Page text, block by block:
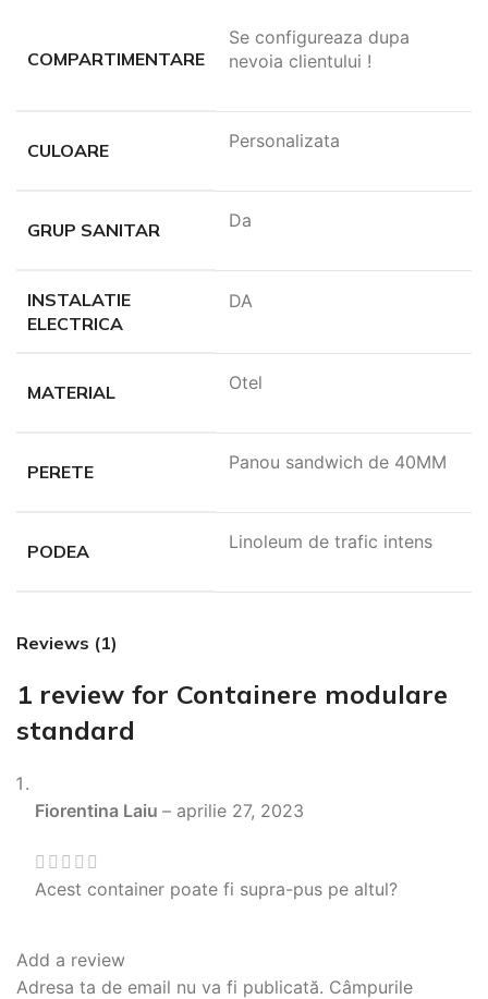
COMPARTIMENTARE
Se configureaza dupa
nevoia clientului !
CULOARE Personalizata
GRUP SANITAR Da
INSTALATIE
ELECTRICA
DA
MATERIAL Otel
PERETE Panou sandwich de 40MM
PODEA Linoleum de trafic intens
Reviews (1)
1 review for Containere modulare
standard
Fiorentina Laiu – aprilie 27, 2023
Acest container poate fi supra-pus pe altul?
Add a review
Adresa ta de email nu va fi publicată. Câmpurile